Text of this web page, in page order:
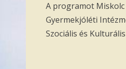
A programot Miskolc
Gyermekjóléti
Szociális és